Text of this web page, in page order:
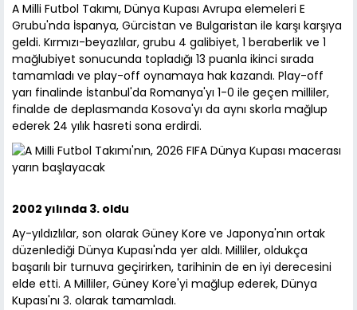
A Milli Futbol Takımı, Dünya Kupası Avrupa elemeleri E
Grubu'nda İspanya, Gürcistan ve Bulgaristan ile karşı karşıya
geldi. Kırmızı-beyazlılar, grubu 4 galibiyet, 1 beraberlik ve 1
mağlubiyet sonucunda topladığı 13 puanla ikinci sırada
tamamladı ve play-off oynamaya hak kazandı. Play-off
yarı finalinde İstanbul'da Romanya'yı 1-0 ile geçen milliler,
finalde de deplasmanda Kosova'yı da aynı skorla mağlup
ederek 24 yılık hasreti sona erdirdi.
2002 yılında 3. oldu
Ay-yıldızlılar, son olarak Güney Kore ve Japonya'nın ortak
düzenlediği Dünya Kupası'nda yer aldı. Milliler, oldukça
başarılı bir turnuva geçirirken, tarihinin de en iyi derecesini
elde etti. A Milliler, Güney Kore'yi mağlup ederek, Dünya
Kupası'nı 3. olarak tamamladı.